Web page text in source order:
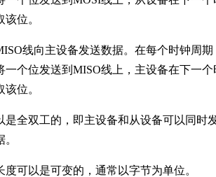
位。
线向主设备发送数据。在每个时钟周期
一个位发送到MISO线上，主设备在下一个
位。
是全双工的，即主设备和从设备可以同时
度可以是可变的，通常以字节为单位。